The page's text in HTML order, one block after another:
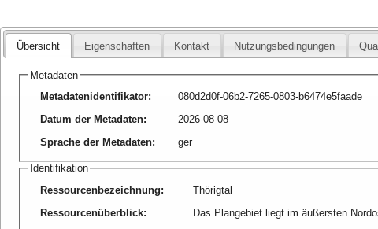
Übersicht Eigenschaften Kontakt Nutzungsbedingungen
Metadaten
Metadatenidentifikator:
080d2d0f-06b2-7265-0803-b6474e5faade
Datum der Metadaten:
2026-08-08
Sprache der Metadaten: ger
Identifikation
Ressourcenbezeichnung:
Thörigtal
Ressourcenüberblick:
Das Plangebiet liegt im äußersten